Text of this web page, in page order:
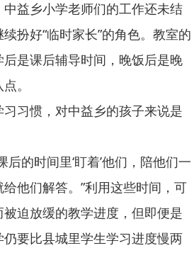
益乡小学老师们的工作还未结
扮好“临时家长”的角色。教室的
是课后辅导时间，晚饭后是晚
。
习惯，对中益乡的孩子来说是
的时间里‘盯着’他们，陪他们一
他们解答。”利用这些时间，可
迫放缓的教学进度，但即便是
要比县城里学生学习进度慢两